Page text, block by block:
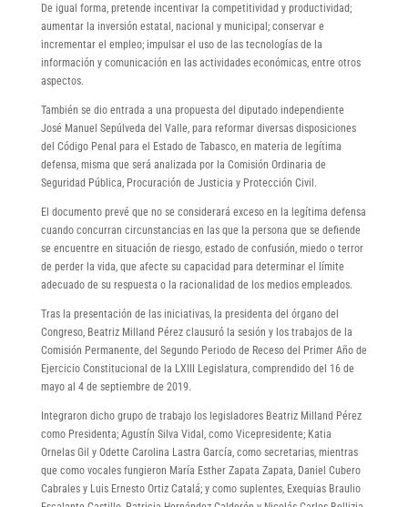
De igual forma, pretende incentivar la competitividad y productividad;
aumentar la inversión estatal, nacional y municipal; conservar e
incrementar el empleo; impulsar el uso de las tecnologías de la
información y comunicación en las actividades económicas, entre otros
aspectos.
También se dio entrada a una propuesta del diputado independiente
José Manuel Sepúlveda del Valle, para reformar diversas disposiciones
del Código Penal para el Estado de Tabasco, en materia de legítima
defensa, misma que será analizada por la Comisión Ordinaria de
Seguridad Pública, Procuración de Justicia y Protección Civil.
El documento prevé que no se considerará exceso en la legítima defensa
cuando concurran circunstancias en las que la persona que se defiende
se encuentre en situación de riesgo, estado de confusión, miedo o terror
de perder la vida, que afecte su capacidad para determinar el límite
adecuado de su respuesta o la racionalidad de los medios empleados.
Tras la presentación de las iniciativas, la presidenta del órgano del
Congreso, Beatriz Milland Pérez clausuró la sesión y los trabajos de la
Comisión Permanente, del Segundo Periodo de Receso del Primer Año de
Ejercicio Constitucional de la LXIII Legislatura, comprendido del 16 de
mayo al 4 de septiembre de 2019.
Integraron dicho grupo de trabajo los legisladores Beatriz Milland Pérez
como Presidenta; Agustín Silva Vidal, como Vicepresidente; Katia
Ornelas Gil y Odette Carolina Lastra García, como secretarias, mientras
que como vocales fungieron María Esther Zapata Zapata, Daniel Cubero
Cabrales y Luis Ernesto Ortiz Catalá; y como suplentes, Exequias Braulio